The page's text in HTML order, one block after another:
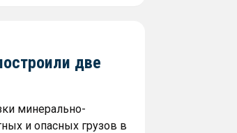
две
минерально-
и опасных грузов в